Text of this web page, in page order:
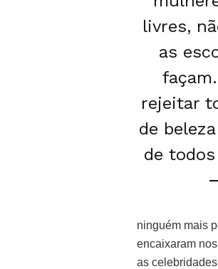
livres,
as
rejeitar
de
de
ninguém mais
encaixaram
as